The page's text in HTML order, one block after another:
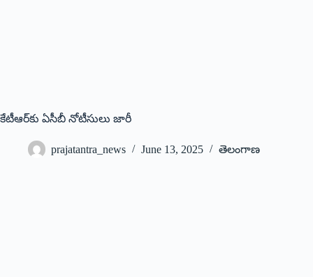
కేటీఆర్‌కు ఏసీబీ నోటీసులు జారీ
prajatantra_news June 13, 2025 తెలంగాణ